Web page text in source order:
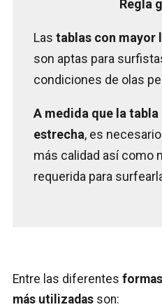
Regla
Las tablas con mayor
son aptas para
condiciones de olas
A medida que la
estrecha, es
más calidad así como
requerida para
Entre las diferentes formas
más utilizadas son: